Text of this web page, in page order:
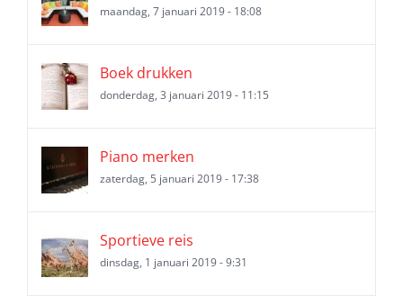
maandag, 7 januari 2019 - 18:08
Boek drukken
donderdag, 3 januari 2019 - 11:15
Piano merken
zaterdag, 5 januari 2019 - 17:38
Sportieve reis
dinsdag, 1 januari 2019 - 9:31